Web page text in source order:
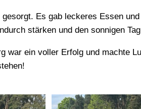
Es gab leckeres Essen
stärken und den sonnigen
war ein voller Erfolg und machte